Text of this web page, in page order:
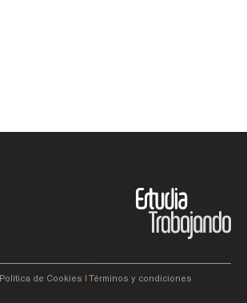
Política de Cookies Términos y condiciones